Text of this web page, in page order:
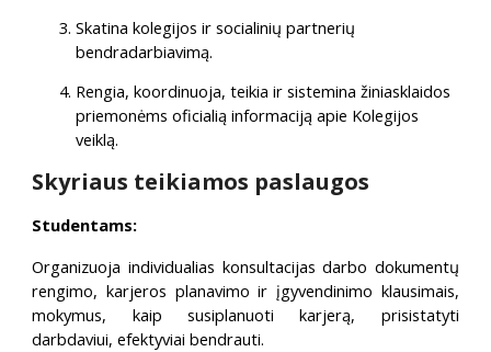
Skatina kolegijos ir socialinių partnerių
bendradarbiavimą.
Rengia, koordinuoja, teikia ir sistemina žiniasklaidos
priemonėms oficialią informaciją apie Kolegijos
veiklą.
Skyriaus teikiamos paslaugos
Studentams:
Organizuoja individualias konsultacijas darbo dokumentų
rengimo, karjeros planavimo ir įgyvendinimo klausimais,
mokymus, kaip susiplanuoti karjerą, prisistatyti
darbdaviui, efektyviai bendrauti.